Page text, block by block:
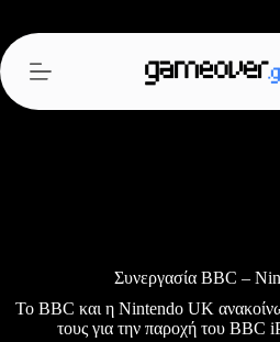
περιεχόμενο
Συνεργασία BBC –
To BBC και η Nintendo UK
τους για την παροχή του BBC